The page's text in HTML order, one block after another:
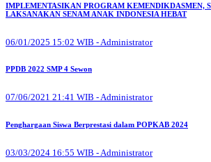
IMPLEMENTASIKAN PROGRAM KEMENDIKDASMEN,
LAKSANAKAN SENAM ANAK INDONESIA HEBAT
06/01/2025 15:02 WIB - Administrator
PPDB 2022 SMP 4 Sewon
07/06/2021 21:41 WIB - Administrator
Penghargaan Siswa Berprestasi dalam POPKAB 2024
03/03/2024 16:55 WIB - Administrator